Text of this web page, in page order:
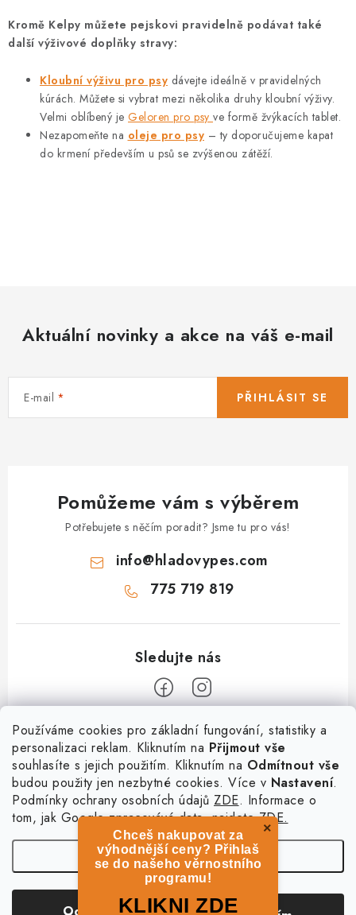
Používáme cookies pro základní fungování, statistiky a
personalizaci reklam. Kliknutím na Přijmout vše
souhlasíte s jejich použitím. Kliknutím na Odmítnout vše
budou použity jen nezbytné cookies. Více v Nastavení.
Podmínky ochrany osobních údajů ZDE. Informace o
tom, jak Google zpracovává data, najdeteZDE.
Nastavení
Kromě Kelpy můžete pejskovi pravidelně podávat také
další výživové doplňky stravy:
Kloubní výživu pro psy dávejte ideálně v pravidelných
kúrách. Můžete si vybrat mezi několika druhy kloubní výživy.
Velmi oblíbený je Geloren pro psy ve formě žvýkacích tablet.
Nezapomeňte na oleje pro psy – ty doporučujeme kapat
do krmení především u psů se zvýšenou zátěží.
Aktuální novinky a akce na váš e-mail
E-mail PŘIHLÁSIT SE
Pomůžeme vám s výběrem
Potřebujete s něčím poradit? Jsme tu pro vás!
info@hladovypes.com
775 719 819
Informace
O nás
Kontakty
Výměna, vrácení a reklamace
Služby
PetExpert - pojištění psů
Pujčení paddleboardu a psí plovací vesty
Osobní odběr zboží - PRODEJNA
hladovypes.com. Všechna práva vyhrazena. Upravit nastavení
×
Chceš nakupovat za
výhodnější ceny? Přihlaš
se do našeho věrnostního
programu!
KLIKNI ZDE